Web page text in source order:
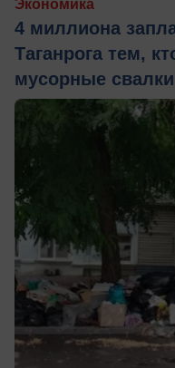
Экономика
4 миллиона
Таганрога тем,
мусорные свалки